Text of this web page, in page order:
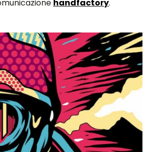
handfactory.